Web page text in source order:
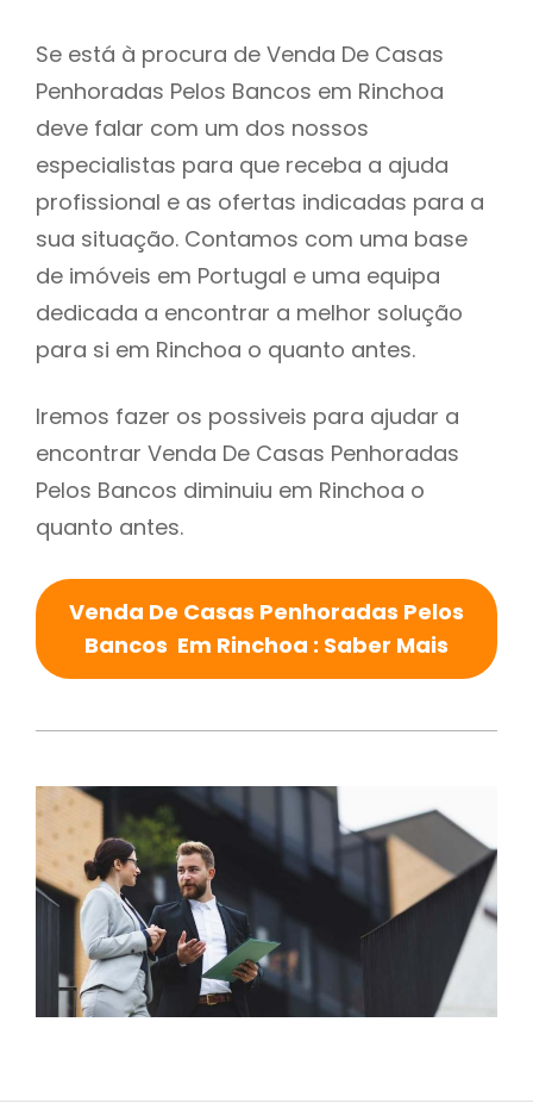
Se está à procura de Venda De Casas
Penhoradas Pelos Bancos em Rinchoa
deve falar com um dos nossos
especialistas para que receba a ajuda
profissional e as ofertas indicadas para a
sua situação. Contamos com uma base
de imóveis em Portugal e uma equipa
dedicada a encontrar a melhor solução
para si em Rinchoa o quanto antes.
Iremos fazer os possiveis para ajudar a
encontrar Venda De Casas Penhoradas
Pelos Bancos diminuiu em Rinchoa o
quanto antes.
Venda De Casas Penhoradas Pelos
Bancos Em Rinchoa : Saber Mais